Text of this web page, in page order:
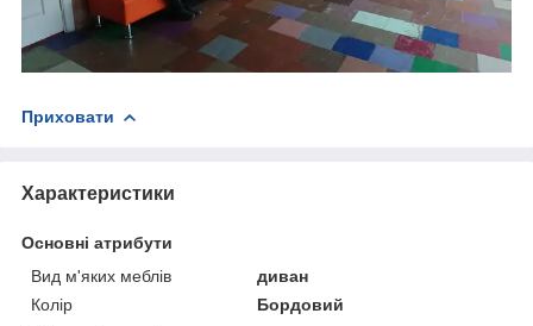
Приховати
Характеристики
Основні атрибути
Вид м'яких меблів
диван
Колір
Бордовий